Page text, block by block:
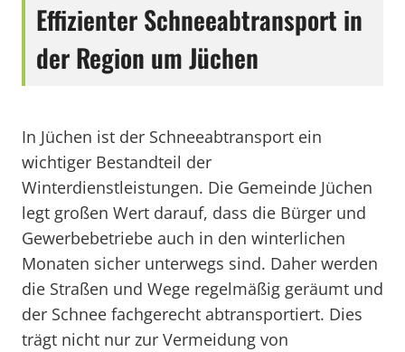
Effizienter Schneeabtransport in
der Region um Jüchen
In Jüchen ist der Schneeabtransport ein
wichtiger Bestandteil der
Winterdienstleistungen. Die Gemeinde Jüchen
legt großen Wert darauf, dass die Bürger und
Gewerbebetriebe auch in den winterlichen
Monaten sicher unterwegs sind. Daher werden
die Straßen und Wege regelmäßig geräumt und
der Schnee fachgerecht abtransportiert. Dies
trägt nicht nur zur Vermeidung von